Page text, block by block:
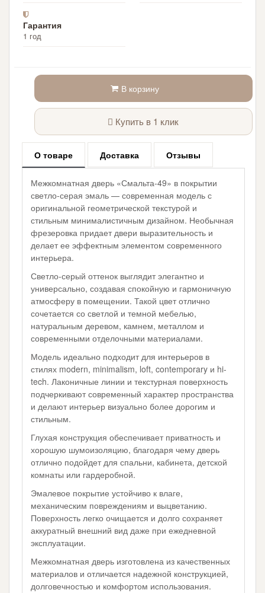
Гарантия
1 год
В корзину
Купить в 1 клик
О товаре Доставка Отзывы
Межкомнатная дверь «Смальта-49» в покрытии
светло-серая эмаль — современная модель с
оригинальной геометрической текстурой и
стильным минималистичным дизайном. Необычная
фрезеровка придает двери выразительность и
делает ее эффектным элементом современного
интерьера.
Светло-серый оттенок выглядит элегантно и
универсально, создавая спокойную и гармоничную
атмосферу в помещении. Такой цвет отлично
сочетается со светлой и темной мебелью,
натуральным деревом, камнем, металлом и
современными отделочными материалами.
Модель идеально подходит для интерьеров в
стилях modern, minimalism, loft, contemporary и hi-
tech. Лаконичные линии и текстурная поверхность
подчеркивают современный характер пространства
и делают интерьер визуально более дорогим и
стильным.
Глухая конструкция обеспечивает приватность и
хорошую шумоизоляцию, благодаря чему дверь
отлично подойдет для спальни, кабинета, детской
комнаты или гардеробной.
Эмалевое покрытие устойчиво к влаге,
механическим повреждениям и выцветанию.
Поверхность легко очищается и долго сохраняет
аккуратный внешний вид даже при ежедневной
эксплуатации.
Межкомнатная дверь изготовлена из качественных
материалов и отличается надежной конструкцией,
долговечностью и комфортом использования.